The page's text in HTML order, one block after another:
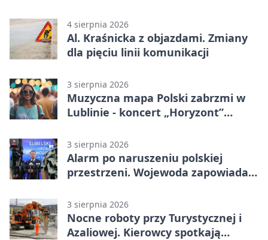
4 sierpnia 2026
Al. Kraśnicka z objazdami. Zmiany
dla pięciu linii komunikacji
3 sierpnia 2026
Muzyczna mapa Polski zabrzmi w
Lublinie - koncert „Horyzont”
3 sierpnia 2026
Alarm po naruszeniu polskiej
przestrzeni. Wojewoda zapowiada
3 sierpnia 2026
Nocne roboty przy Turystycznej i
Azaliowej. Kierowcy spotkają